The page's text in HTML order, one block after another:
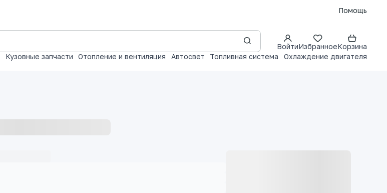
Помощь
ВойтиИзбранноеКорзина
Кузовные запчасти Отопление и вентиляция Автосвет Топливная система Охлаждение двигателя